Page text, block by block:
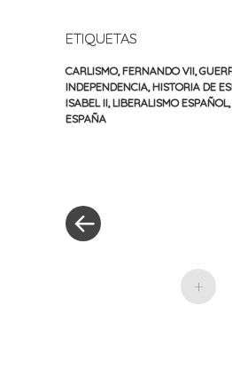
ETIQUETAS
CARLISMO, FERNANDO VII ,
INDEPENDENCIA HISTORIA DE
ISABEL II LIBERALISMO ESPAÑOL
ESPAÑA
entradas
+